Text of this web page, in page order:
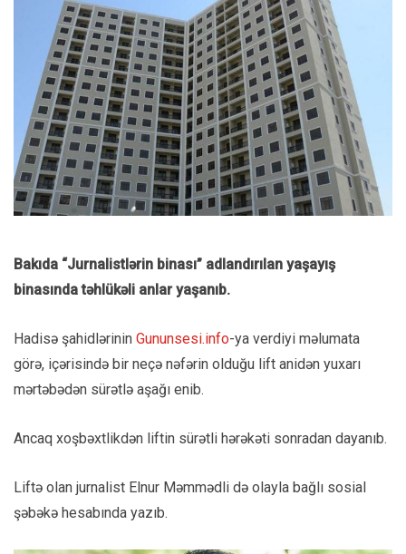
Bakıda “Jurnalistlərin binası” adlandırılan yaşayış
binasında təhlükəli anlar yaşanıb.
Hadisə şahidlərinin Gununsesi.info-ya verdiyi məlumata
görə, içərisində bir neçə nəfərin olduğu lift anidən yuxarı
mərtəbədən sürətlə aşağı enib.
Ancaq xoşbəxtlikdən liftin sürətli hərəkəti sonradan dayanıb.
Liftə olan jurnalist Elnur Məmmədli də olayla bağlı sosial
şəbəkə hesabında yazıb.